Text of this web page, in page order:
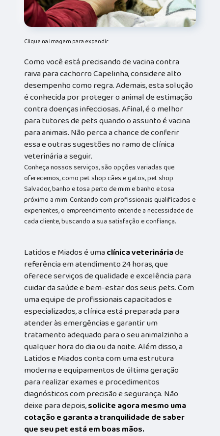
Clique na imagem para expandir
Como você está precisando de vacina contra
raiva para cachorro Capelinha, considere alto
desempenho como regra. Ademais, esta solução
é conhecida por proteger o animal de estimação
contra doenças infecciosas. Afinal, é o melhor
para tutores de pets quando o assunto é vacina
para animais. Não perca a chance de conferir
essa e outras sugestões no ramo de clínica
veterinária a seguir.
Conheça nossos serviços, são opções variadas que
oferecemos, como pet shop cães e gatos, pet shop
Salvador, banho e tosa perto de mim e banho e tosa
próximo a mim. Contando com profissionais qualificados e
experientes, o empreendimento entende a necessidade de
cada cliente, buscando a sua satisfação e confiança.
Latidos e Miados é umaclínica veterináriade
referência em atendimento 24 horas, que
oferece serviços de qualidade e excelência para
cuidar da saúde e bem-estar dos seus pets. Com
uma equipe de profissionais capacitados e
especializados, a clínica está preparada para
atender às emergências e garantir um
tratamento adequado para o seu animalzinho a
qualquer hora do dia ou da noite. Além disso, a
Latidos e Miados conta com uma estrutura
moderna e equipamentos de última geração
para realizar exames e procedimentos
diagnósticos com precisão e segurança. Não
deixe para depois,solicite agora mesmo uma
cotação e garanta a tranquilidade de saber
que seu pet está em boas mãos.